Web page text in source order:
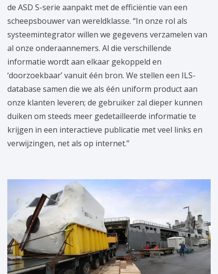
de ASD S-serie aanpakt met de efficiëntie van een
scheepsbouwer van wereldklasse. “In onze rol als
systeemintegrator willen we gegevens verzamelen van
al onze onderaannemers. Al die verschillende
informatie wordt aan elkaar gekoppeld en
‘doorzoekbaar’ vanuit één bron. We stellen een ILS-
database samen die we als één uniform product aan
onze klanten leveren; de gebruiker zal dieper kunnen
duiken om steeds meer gedetailleerde informatie te
krijgen in een interactieve publicatie met veel links en
verwijzingen, net als op internet.”